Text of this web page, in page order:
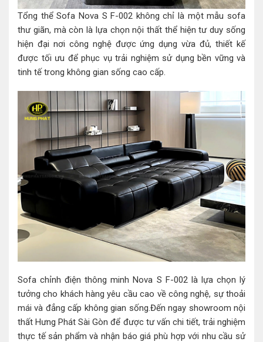
Tổng thể Sofa Nova S F-002 không chỉ là một mẫu sofa
thư giãn, mà còn là lựa chọn nội thất thể hiện tư duy sống
hiện đại nơi công nghệ được ứng dụng vừa đủ, thiết kế
được tối ưu để phục vụ trải nghiệm sử dụng bền vững và
tinh tế trong không gian sống cao cấp.
Sofa chỉnh điện thông minh Nova S F-002 là lựa chọn lý
tưởng cho khách hàng yêu cầu cao về công nghệ, sự thoải
mái và đẳng cấp không gian sống.Đến ngay showroom nội
thất Hưng Phát Sài Gòn để được tư vấn chi tiết, trải nghiệm
thực tế sản phẩm và nhận báo giá phù hợp với nhu cầu sử